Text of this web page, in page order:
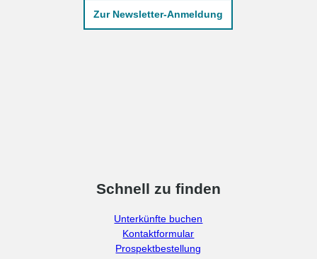
Zur Newsletter-Anmeldung
Schnell zu finden
Unterkünfte buchen
Kontaktformular
Prospektbestellung